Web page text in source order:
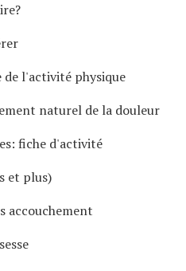
l'activité physique
naturel de la douleur
fiche d'activité
et plus)
accouchement